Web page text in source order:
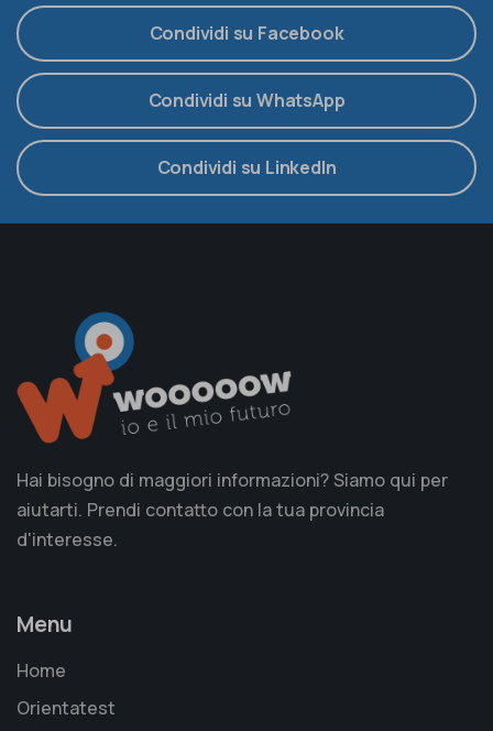
Condividi su Facebook
Condividi su WhatsApp
Condividi su LinkedIn
Hai bisogno di maggiori informazioni? Siamo qui per
aiutarti. Prendi contatto con la tua provincia
d'interesse.
Menu
Home
Orientatest